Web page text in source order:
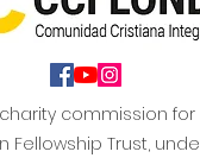
commission for
Fellowship Trust,